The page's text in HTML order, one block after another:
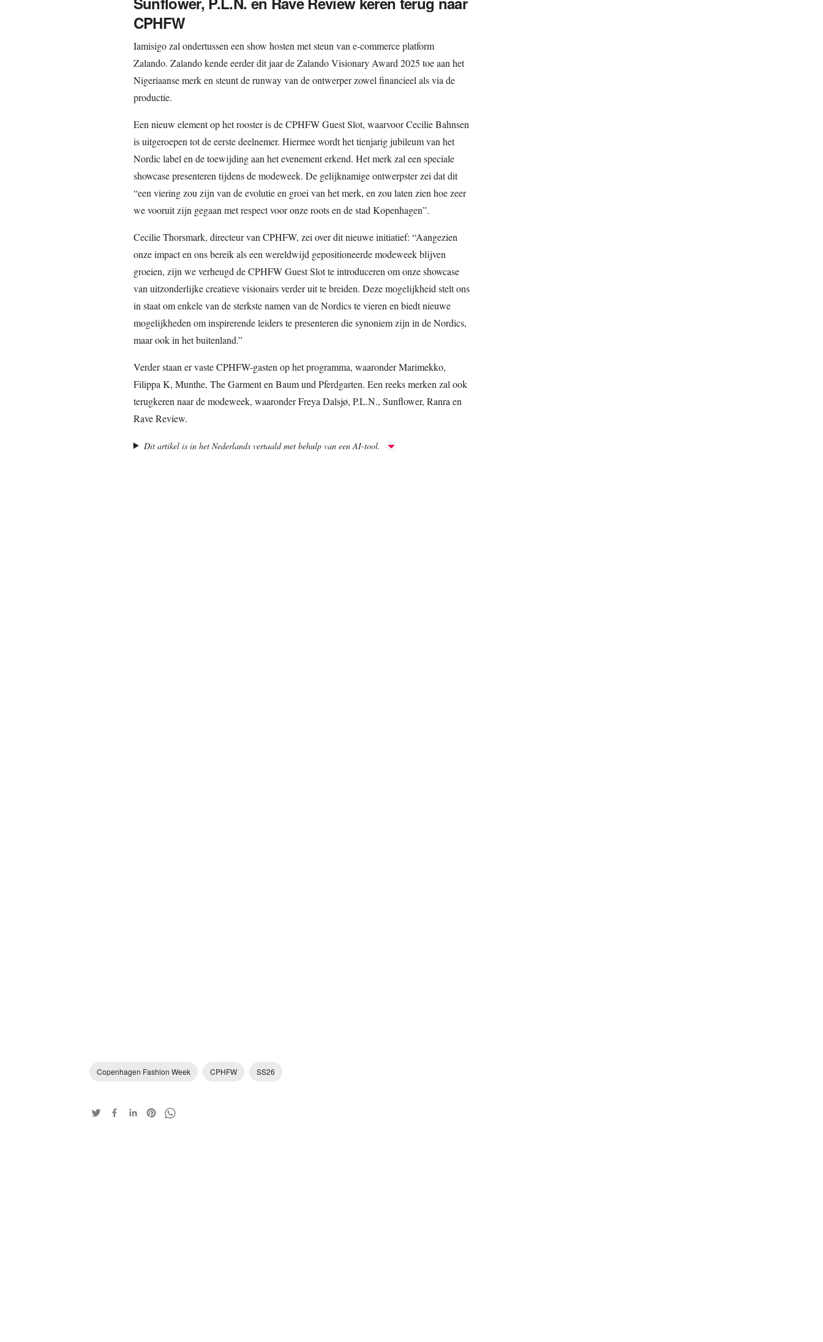
CPHFW
Iamisigo zal ondertussen een show hosten met steun van e-commerce platform
Zalando. Zalando kende eerder dit jaar de Zalando Visionary Award 2025 toe aan het
Nigeriaanse merk en steunt de runway van de ontwerper zowel financieel als via de
productie.
Een nieuw element op het rooster is de CPHFW Guest Slot, waarvoor Cecilie Bahnsen
is uitgeroepen tot de eerste deelnemer. Hiermee wordt het tienjarig jubileum van het
Nordic label en de toewijding aan het evenement erkend. Het merk zal een speciale
showcase presenteren tijdens de modeweek. De gelijknamige ontwerpster zei dat dit
“een viering zou zijn van de evolutie en groei van het merk, en zou laten zien hoe zeer
we vooruit zijn gegaan met respect voor onze roots en de stad Kopenhagen”.
Cecilie Thorsmark, directeur van CPHFW, zei over dit nieuwe initiatief: “Aangezien
onze impact en ons bereik als een wereldwijd gepositioneerde modeweek blijven
groeien, zijn we verheugd de CPHFW Guest Slot te introduceren om onze showcase
van uitzonderlijke creatieve visionairs verder uit te breiden. Deze mogelijkheid stelt ons
in staat om enkele van de sterkste namen van de Nordics te vieren en biedt nieuwe
mogelijkheden om inspirerende leiders te presenteren die synoniem zijn in de Nordics,
maar ook in het buitenland.”
Verder staan er vaste CPHFW-gasten op het programma, waaronder Marimekko,
Filippa K, Munthe, The Garment en Baum und Pferdgarten. Een reeks merken zal ook
terugkeren naar de modeweek, waaronder Freya Dalsjø, P.L.N., Sunflower, Ranra en
Rave Review.
Dit artikel is in het Nederlands vertaald met behulp van een AI-tool.
Copenhagen Fashion Week CPHFW SS26